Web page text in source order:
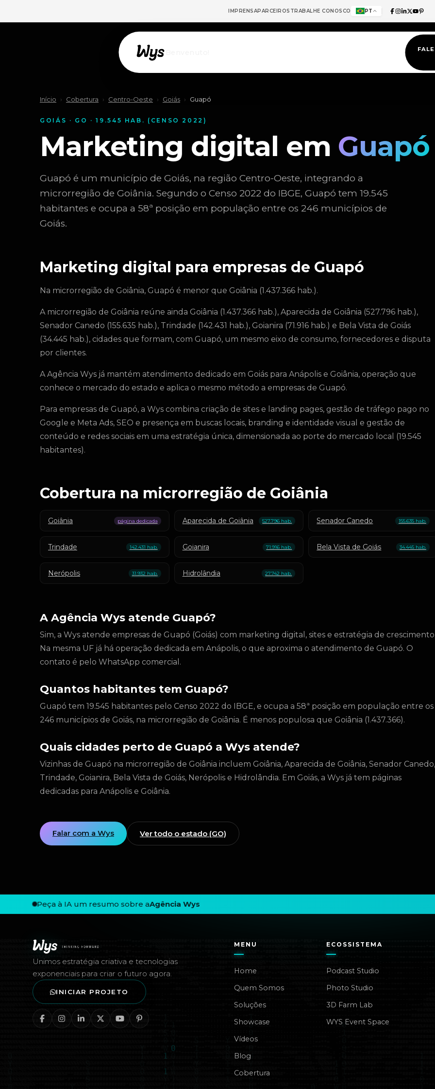
IMPRENSAPARCEIROS TRABALHE CONOSCO PT
Início › Cobertura › Centro-Oeste › Goiás › Guapó
GOIÁS · GO · 19.545 HAB. (CENSO 2022)
Marketing digital em Guapó
Guapó é um município de Goiás, na região Centro-Oeste, integrando a
microrregião de Goiânia. Segundo o Censo 2022 do IBGE, Guapó tem 19.545
habitantes e ocupa a 58ª posição em população entre os 246 municípios de
Goiás.
Marketing digital para empresas de Guapó
Na microrregião de Goiânia, Guapó é menor que Goiânia (1.437.366 hab.).
A microrregião de Goiânia reúne ainda Goiânia (1.437.366 hab.), Aparecida de Goiânia (527.796 hab.),
Senador Canedo (155.635 hab.), Trindade (142.431 hab.), Goianira (71.916 hab.) e Bela Vista de Goiás
(34.445 hab.), cidades que formam, com Guapó, um mesmo eixo de consumo, fornecedores e disputa
por clientes.
A Agência Wys já mantém atendimento dedicado em Goiás para Anápolis e Goiânia, operação que
conhece o mercado do estado e aplica o mesmo método a empresas de Guapó.
Para empresas de Guapó, a Wys combina criação de sites e landing pages, gestão de tráfego pago no
Google e Meta Ads, SEO e presença em buscas locais, branding e identidade visual e gestão de
conteúdo e redes sociais em uma estratégia única, dimensionada ao porte do mercado local (19.545
habitantes).
Cobertura na microrregião de Goiânia
Goiânia página dedicada Aparecida de Goiânia 527.796 hab. Senador Canedo 155.635 hab.
Trindade 142.431 hab. Goianira 71.916 hab. Bela Vista de Goiás 34.445 hab.
Nerópolis 31.932 hab. Hidrolândia 27.742 hab.
A Agência Wys atende Guapó?
Sim, a Wys atende empresas de Guapó (Goiás) com marketing digital, sites e estratégia de
Na mesma UF já há operação dedicada em Anápolis, o que aproxima o atendimento de Guapó. O
contato é pelo WhatsApp comercial.
Quantos habitantes tem Guapó?
Guapó tem 19.545 habitantes pelo Censo 2022 do IBGE, e ocupa a 58ª posição em população entre os
246 municípios de Goiás, na microrregião de Goiânia. É menos populosa que Goiânia (1.437.366).
Quais cidades perto de Guapó a Wys atende?
Vizinhas de Guapó na microrregião de Goiânia incluem Goiânia, Aparecida de Goiânia, Senador Canedo,
Trindade, Goianira, Bela Vista de Goiás, Nerópolis e Hidrolândia. Em Goiás, a Wys já tem páginas
dedicadas para Anápolis e Goiânia.
Falar com a Wys Ver todo o estado (GO)
Rodapé — Agência Wys
Peça à IA um resumo sobre aAgência Wys
Unimos estratégia criativa e tecnologias
exponenciais para criar o futuro agora.
INICIAR PROJETO
MENU
Home
Quem Somos
Soluções
Showcase
Vídeos
Blog
Cobertura
ECOSSISTEMA
Podcast Studio
Photo Studio
3D Farm Lab
WYS Event Space